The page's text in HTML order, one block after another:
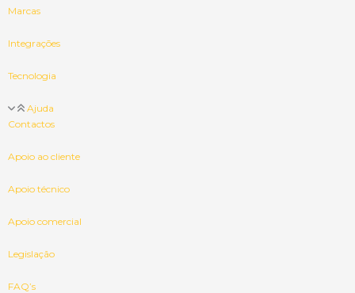
Marcas
Integrações
Tecnologia
Ajuda
Contactos
Apoio ao cliente
Apoio técnico
Apoio comercial
Legislação
FAQ’s